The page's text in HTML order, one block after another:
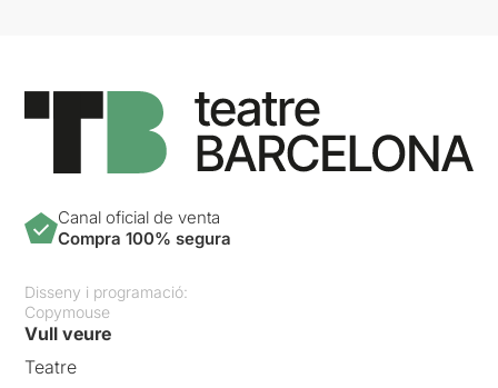
Canal oficial de venta
Compra 100% segura
Disseny i programació:
Copymouse
Vull veure
Teatre